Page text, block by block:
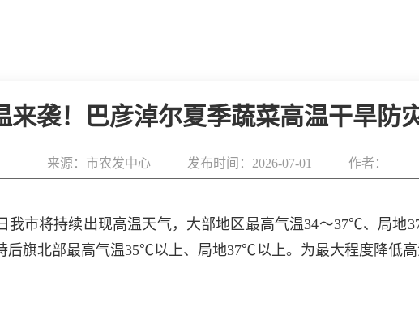
来袭！巴彦淖尔夏季蔬菜高温干旱防
来源：市农发中心 发布时间：2026-07-01 作者：
我市将持续出现高温天气，大部地区最高气温34～37℃、局地
后旗北部最高气温35℃以上、局地37℃以上。为最大程度降低